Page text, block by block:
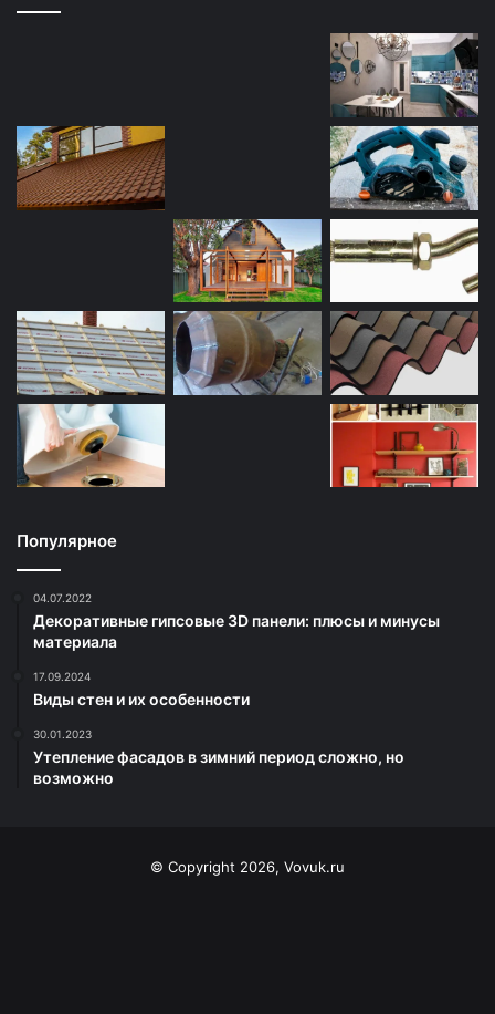
Популярное
04.07.2022
Декоративные гипсовые 3D панели: плюсы и минусы
материала
17.09.2024
Виды стен и их особенности
30.01.2023
Утепление фасадов в зимний период сложно, но
возможно
© Copyright 2026, Vovuk.ru